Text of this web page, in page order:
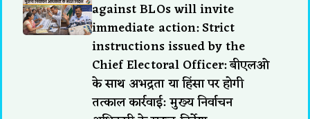
against BLOs will invite
immediate action: Strict
instructions issued by the
Chief Electoral Officer: बीएलओ
के साथ अभद्रता या हिंसा पर होगी
तत्काल कार्रवाई: मुख्य निर्वाचन